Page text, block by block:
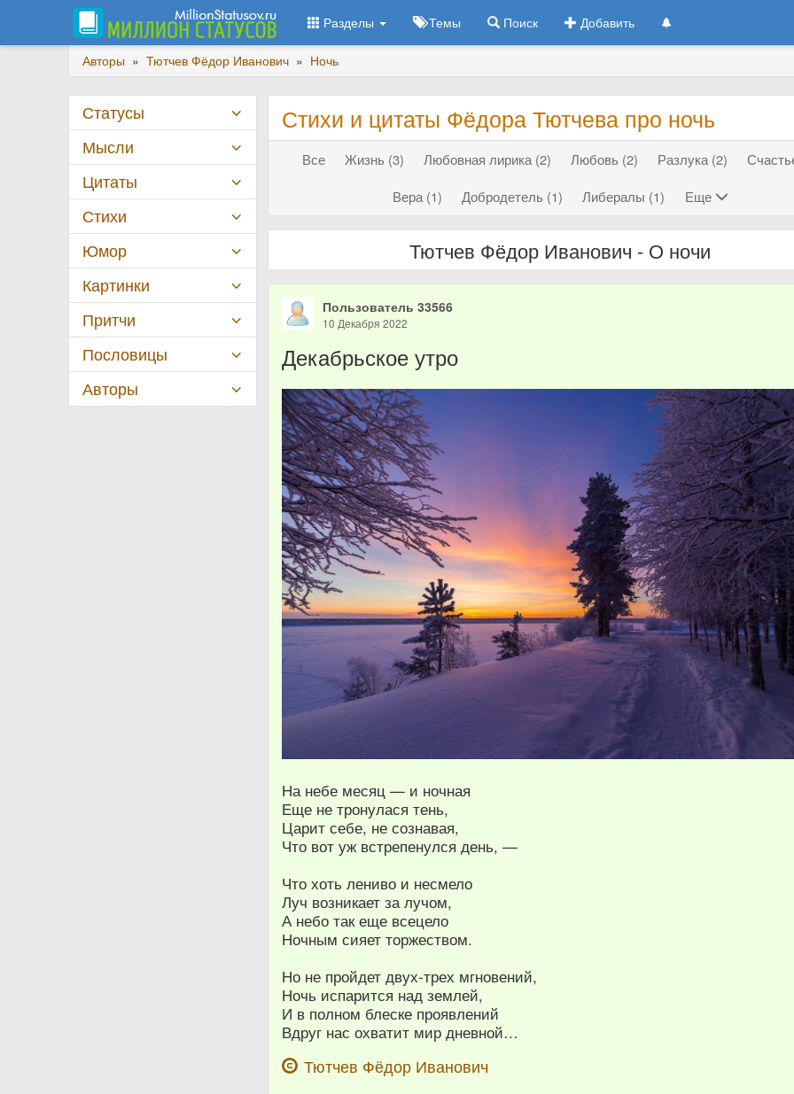
Разделы Темы Поиск Добавить
Авторы » Тютчев Фёдор Иванович » Ночь
Стихи и цитаты Фёдора Тютчева про ночь
Все Жизнь (3) Любовная лирика (2) Любовь (2) Разлука (2)
Вера (1)
Добродетель (1) Либералы (1) Еще
Тютчев Фёдор Иванович - О ночи
Пользователь 33566
10 Декабря 2022
Декабрьское утро
На небе месяц — и ночная
Еще не тронулася тень,
Царит себе, не сознавая,
Что вот уж встрепенулся день, —
Что хоть лениво и несмело
Луч возникает за лучом,
А небо так еще всецело
Ночным сияет торжеством.
Но не пройдет двух-трех мгновений,
Ночь испарится над землей,
И в полном блеске проявлений
Вдруг нас охватит мир дневной…
Тютчев Фёдор Иванович
Статусы
Мысли
Цитаты
Стихи
Юмор
Картинки
Притчи
Пословицы
Авторы